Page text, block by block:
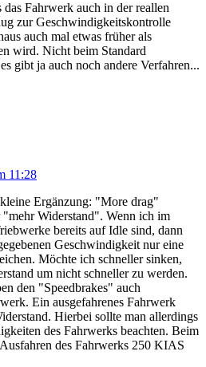
Fahrwerk auch in der reallen
zur Geschwindigkeitskontrolle
auch mal etwas früher als
wird. Nicht beim Standard
gibt ja auch noch andere Verfahren...
11:28
Ergänzung: "More drag"
"mehr Widerstand". Wenn ich im
bereits auf Idle sind, dann
Geschwindigkeit nur eine
Möchte ich schneller sinken,
um nicht schneller zu werden.
den "Speedbrakes" auch
Ein ausgefahrenes Fahrwerk
Hierbei sollte man allerdings
des Fahrwerks beachten. Beim
des Fahrwerks 250 KIAS